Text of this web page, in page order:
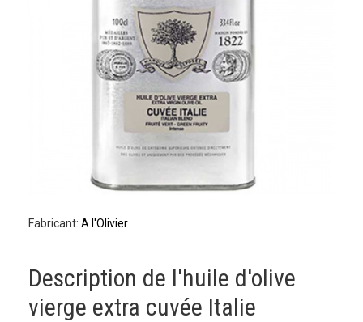
Fabricant: A l'Olivier
Description de l'huile d'olive
vierge extra cuvée Italie